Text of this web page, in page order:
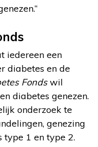
iedereen een
diabetes en de
Fondswil
diabetes genezen.
onderzoek te
genezing
type 1 en type 2.